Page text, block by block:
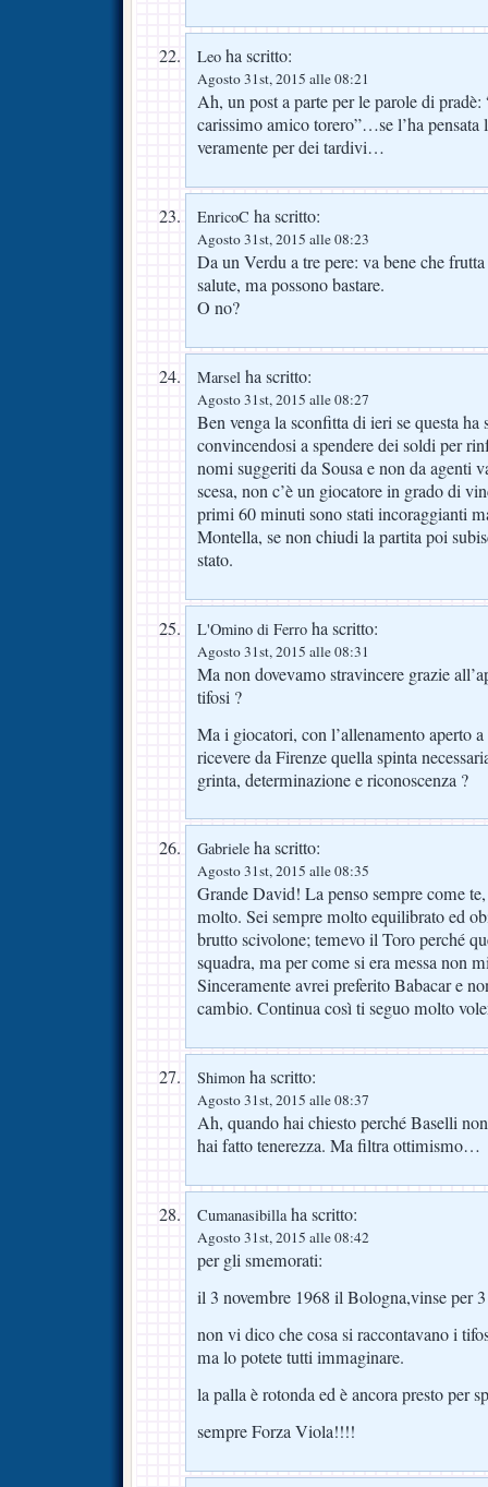
Leo ha scritto:
Agosto 31st, 2015 alle 08:21
Ah, un post a parte per le parole di pradè:
carissimo amico torero”…se l’ha
veramente per dei tardivi…
EnricoC ha scritto:
Agosto 31st, 2015 alle 08:23
Da un Verdu a tre pere: va bene che
salute, ma possono bastare.
O no?
Marsel ha scritto:
Agosto 31st, 2015 alle 08:27
Ben venga la sconfitta di ieri se questa ha
convincendosi a spendere dei soldi per
nomi suggeriti da Sousa e non da agenti
scesa, non c’è un giocatore in grado di
primi 60 minuti sono stati incoraggianti
Montella, se non chiudi la partita poi
stato.
L'Omino di Ferro ha scritto:
Agosto 31st, 2015 alle 08:31
Ma non dovevamo stravincere grazie
tifosi ?
Ma i giocatori, con l’allenamento aperto
ricevere da Firenze quella spinta
grinta, determinazione e riconoscenza ?
Gabriele ha scritto:
Agosto 31st, 2015 alle 08:35
Grande David! La penso sempre come
molto. Sei sempre molto equilibrato ed
brutto scivolone; temevo il Toro perché
squadra, ma per come si era messa non
Sinceramente avrei preferito Babacar e
cambio. Continua così ti seguo molto
Shimon ha scritto:
Agosto 31st, 2015 alle 08:37
Ah, quando hai chiesto perché Baselli
hai fatto tenerezza. Ma filtra ottimismo…
Cumanasibillaha scritto:
Agosto 31st, 2015 alle 08:42
per gli smemorati:
il 3 novembre 1968 il Bologna,vinse per
non vi dico che cosa si raccontavano i
ma lo potete tutti immaginare.
la palla è rotonda ed è ancora presto per
sempre Forza Viola!!!!